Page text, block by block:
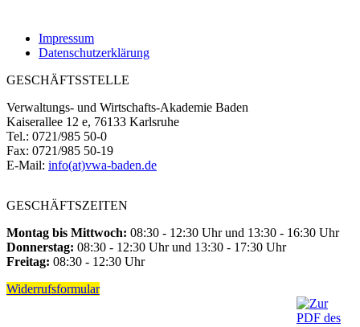
Impressum
Datenschutzerklärung
GESCHÄFTSSTELLE
Verwaltungs- und Wirtschafts-Akademie Baden
Kaiserallee 12 e, 76133 Karlsruhe
Tel.: 0721/985 50-0
Fax: 0721/985 50-19
E-Mail: info(at)vwa-baden.de
GESCHÄFTSZEITEN
Montag bis Mittwoch: 08:30 - 12:30 Uhr und 13:30 - 16:30 Uhr
Donnerstag: 08:30 - 12:30 Uhr und 13:30 - 17:30 Uhr
Freitag: 08:30 - 12:30 Uhr
Widerrufsformular